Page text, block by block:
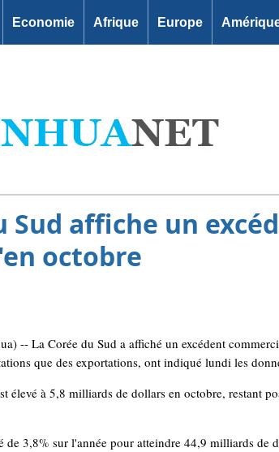
Economie Afrique Europe
Sud affiche un
octobre
-- La Corée du Sud a affiché un excédent
que des exportations, ont indiqué lundi les
élevé à 5,8 milliards de dollars en octobre, restant
de 3,8% sur l'année pour atteindre 44,9 milliards